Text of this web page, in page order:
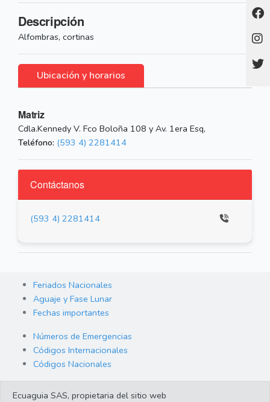
Descripción
Alfombras, cortinas
Ubicación y horarios
Matriz
Cdla.Kennedy V. Fco Boloña 108 y Av. 1era Esq,
Teléfono: (593 4) 2281414
Contáctanos
(593 4) 2281414
Feriados Nacionales
Aguaje y Fase Lunar
Fechas importantes
Números de Emergencias
Códigos Internacionales
Códigos Nacionales
Ecuaguia SAS, propietaria del sitio web